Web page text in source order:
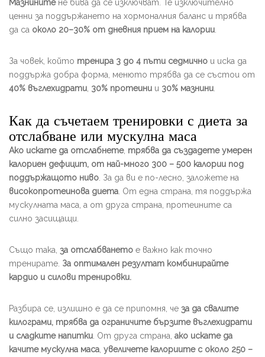
Мазнинитене бива да се изключват. Те изключително
ценни за поддържането на хормоналния баланс и трябва
да са около 20–30% от дневния прием на калории
За човек, който тренира 3 до 4 пъти седмично и иска да
поддържа добра форма, менюто трябва да се състои от
40% въглехидрати 30% протеини и 30% мазнини
Как да съчетаем тренировки с диета за
отслабване или мускулна маса
Ако искате да отслабнете, трябва да създадете умерен
калориен дефицит, от най-много 300 – 500 калории под
поддържащото ниво . За да ви е по-лесно, заложете на
високопротеинова диета . От една страна, тя поддържа
мускулната маса, а от друга страна, протеините са
силно засищащи.
Също така, за отслабването е важно как точно
тренирате. За оптимален резултат комбинирайте
кардио и силови тренировки.
Разбира се, излишно е да се припомня, че за да свалите
килограми, трябва да ограничите бързите въглехидрати
и сладките напитки . От друга страна, ако искате да
качите мускулна маса увеличете калориите с около 250 –